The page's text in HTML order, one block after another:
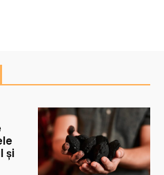
și